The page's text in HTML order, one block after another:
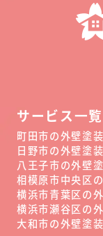
サービス一覧
町田市の外壁塗装
日野市の外壁塗装
八王子市の外壁
相模原市中央区
横浜市青葉区の
横浜市瀬谷区の
大和市の外壁塗装